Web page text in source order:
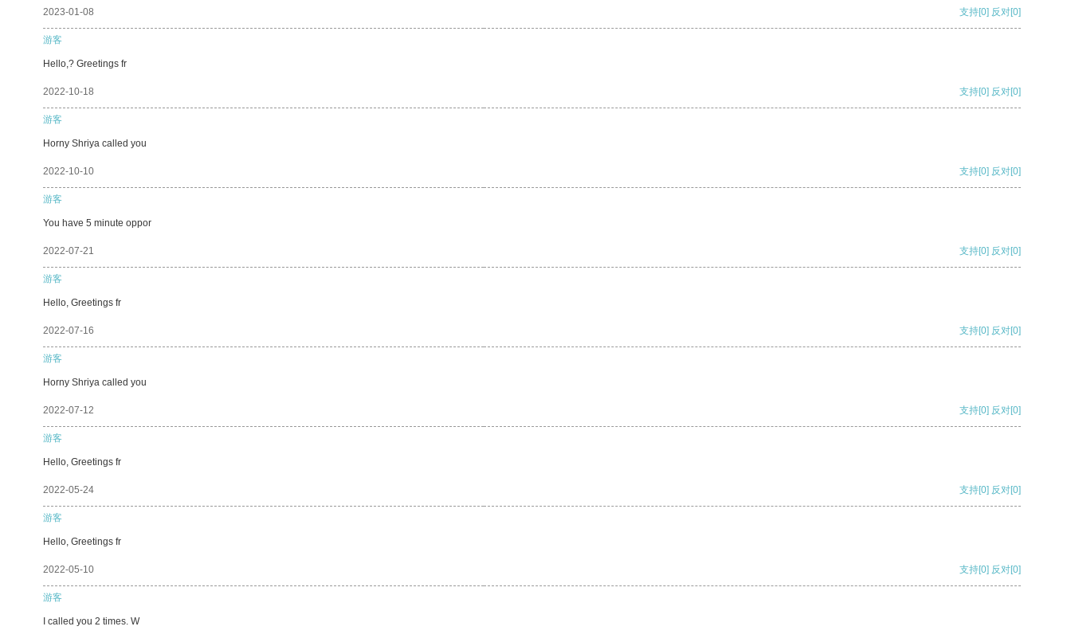
2023-01-08 支持[0] 反对[0]
游客
Hello,? Greetings fr
2022-10-18 支持[0] 反对[0]
游客
Horny Shriya called you
2022-10-10 支持[0] 反对[0]
游客
You have 5 minute oppor
2022-07-21 支持[0] 反对[0]
游客
Hello, Greetings fr
2022-07-16 支持[0] 反对[0]
游客
Horny Shriya called you
2022-07-12 支持[0] 反对[0]
游客
Hello, Greetings fr
2022-05-24 支持[0] 反对[0]
游客
Hello, Greetings fr
2022-05-10 支持[0] 反对[0]
游客
I called you 2 times. W